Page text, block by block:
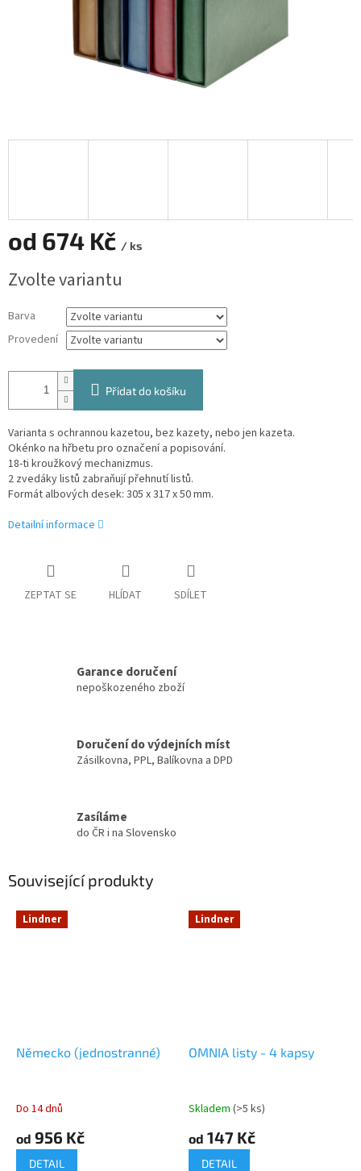
od 674 Kč / ks
cena:
Zvolte variantu
Barva
Provedení
Přidat do košíku
Varianta s ochrannou kazetou, bez kazety, nebo jen kazeta.
Okénko na hřbetu pro označení a popisování.
18-ti kroužkový mechanizmus.
2 zvedáky listů zabraňují přehnutí listů.
Formát albových desek: 305 x 317 x 50 mm.
Detailní informace
ZEPTAT SE HLÍDAT SDÍLET
Garance doručení
nepoškozeného zboží
Doručení do výdejních míst
Zásilkovna, PPL, Balíkovna a DPD
Zasíláme
do ČR i na Slovensko
Související produkty
Lindner
Německo (jednostranné)
Do 14 dnů
od 956 Kč
DETAIL
Lindner
OMNIA listy - 4 kapsy
Skladem (>5 ks)
od 147 Kč
DETAIL